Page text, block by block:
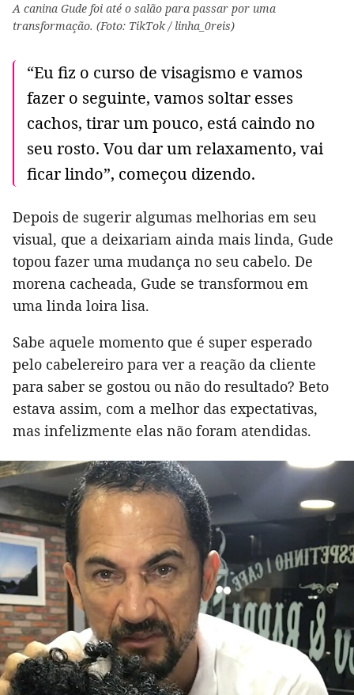
A canina Gude foi até o salão para passar por uma
transformação. (Foto: TikTok / linha_0reis)
“Eu fiz o curso de visagismo e vamos
fazer o seguinte, vamos soltar esses
cachos, tirar um pouco, está caindo no
seu rosto. Vou dar um relaxamento, vai
ficar lindo”, começou dizendo.
Depois de sugerir algumas melhorias em seu
visual, que a deixariam ainda mais linda, Gude
topou fazer uma mudança no seu cabelo. De
morena cacheada, Gude se transformou em
uma linda loira lisa.
Sabe aquele momento que é super esperado
pelo cabelereiro para ver a reação da cliente
para saber se gostou ou não do resultado? Beto
estava assim, com a melhor das expectativas,
mas infelizmente elas não foram atendidas.